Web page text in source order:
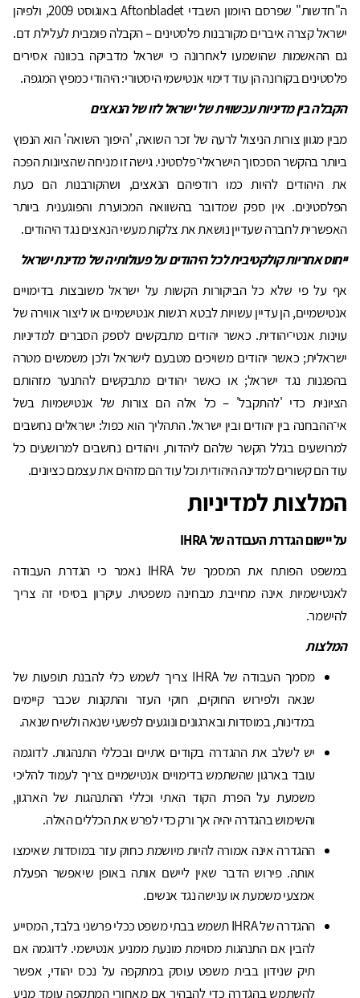
ה"חדשות" שפרסם היומון השבדי Aftonbladet באוגוסט 2009, ולפיהן
ישראל קצרה איברים מקורבנות פלסטינים – הקבלה פומבית לעלילת דם.
גם ההאשמות שהושמעו לאחרונה כי ישראל מדביקה בכוונה אסירים
פלסטינים בקורונה הן עוד דימוי אנטישמי היסטורי: היהודי כמפיץ המגפה.
הקבלה בין מדיניות עכשווית של ישראל לזו של הנאצים
מבין מגוון צורות הניצול לרעה של זכר השואה, 'היפוך השואה' הוא הנפוץ
ביותר בהקשר הסכסוך הישראלי־פלסטיני. גישה זו מניחה שהציונות הפכה
את היהודים להיות כמו רודפיהם הנאצים, ושהקורבנות הם כעת
הפלסטינים. אין ספק שמדובר בהשוואה המכוערת והפוגענית ביותר
האפשרית לחברה שעדיין נושאת את צלקות מעשי הנאצים נגד היהודים.
ייחוס אחריות קולקטיבית לכל היהודים על פעולותיה של מדינת ישראל
אף על פי שלא כל הביקורות הקשות על ישראל משובצות בדימויים
אנטישמיים, הן עדיין עשויות לבטא רגשות אנטישמיים או ליצור אווירה של
עוינות אנטי־יהודית. כאשר יהודים מתבקשים לספק הסברים למדיניות
ישראלית; כאשר יהודים משויכים מטבעם לישראל ולכן משמשים מטרה
בהפגנות נגד ישראל; או כאשר יהודים מתבקשים להתנער מזהותם
הציונית כדי 'להתקבל' – כל אלה הם צורות של אנטישמיות בשל
אי־ההבחנה בין יהודים ובין ישראל. התהליך הוא כפול: ישראלים נחשבים
למרושעים בגלל הקשר שלהם ליהדות, ויהודים נחשבים למרושעים כל
עוד הם קשורים למדינה היהודית וכל עוד הם מזהים את עצמם כציונים.
המלצות למדיניות
על יישום הגדרת העבודה שלIHRA
במשפט הפותח את המסמך של IHRA נאמר כי הגדרת העבודה
לאנטישמיות אינה מחייבת מבחינה משפטית. עיקרון בסיסי זה צריך
להישמר.
המלצות
מסמך העבודה של IHRA צריך לשמש כלי להבנת תופעות של
שנאה ולפירוש החוקים, חוקי העזר והתקנות שכבר קיימים
במדינות, במוסדות ובארגונים ונוגעים לפשעי שנאה ולשיח שנאה.
יש לשלב את ההגדרה בקודים אתיים ובכללי התנהגות. לדוגמה
עובד בארגון שהשתמש בדימויים אנטישמיים צריך לעמוד להליכי
משמעת על הפרת הקוד האתי וכללי ההתנהגות של הארגון,
והשימוש בהגדרה יהיה אך ורק כדי לפרש את הכללים האלה.
ההגדרה אינה אמורה להיות מיושמת כחוק עזר במוסדות שאימצו
אותה. פירוש הדבר שאין ליישם אותה באופן שיאפשר הפעלת
אמצעי משמעת או ענישה נגד אנשים.
ההגדרה של IHRA תשמש בבתי משפט ככלי פרשני בלבד, המסייע
להבין אם התנהגות מסוימת מונעת ממניע אנטישמי. לדוגמה אם
תיק שנידון בבית משפט עוסק במתקפה על נכס יהודי, אפשר
להשתמש בהגדרה כדי להבהיר אם מאחורי המתקפה עומד מניע